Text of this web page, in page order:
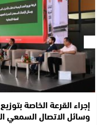
إجراء القرعة الخاصة
وسائل الاتصال السمعي